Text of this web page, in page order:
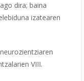
dira; baina
izatearen
VIII.